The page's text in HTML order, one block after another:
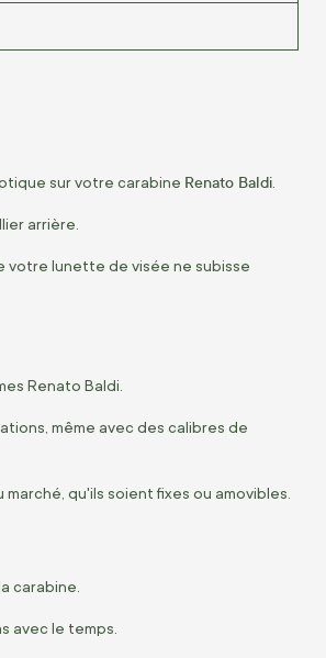
sur votre carabine Renato Baldi.
arrière.
votre lunette de visée ne subisse
Renato Baldi.
même avec des calibres de
qu'ils soient fixes ou amovibles.
carabine.
avec le temps.